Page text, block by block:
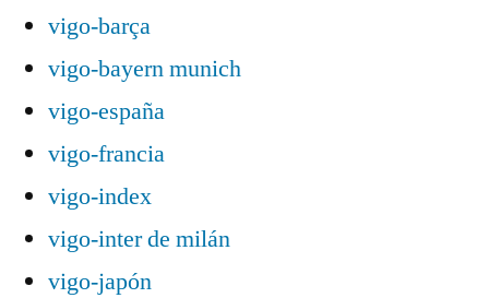
vigo-barça
vigo-bayern munich
vigo-españa
vigo-francia
vigo-index
vigo-inter de milán
vigo-japón